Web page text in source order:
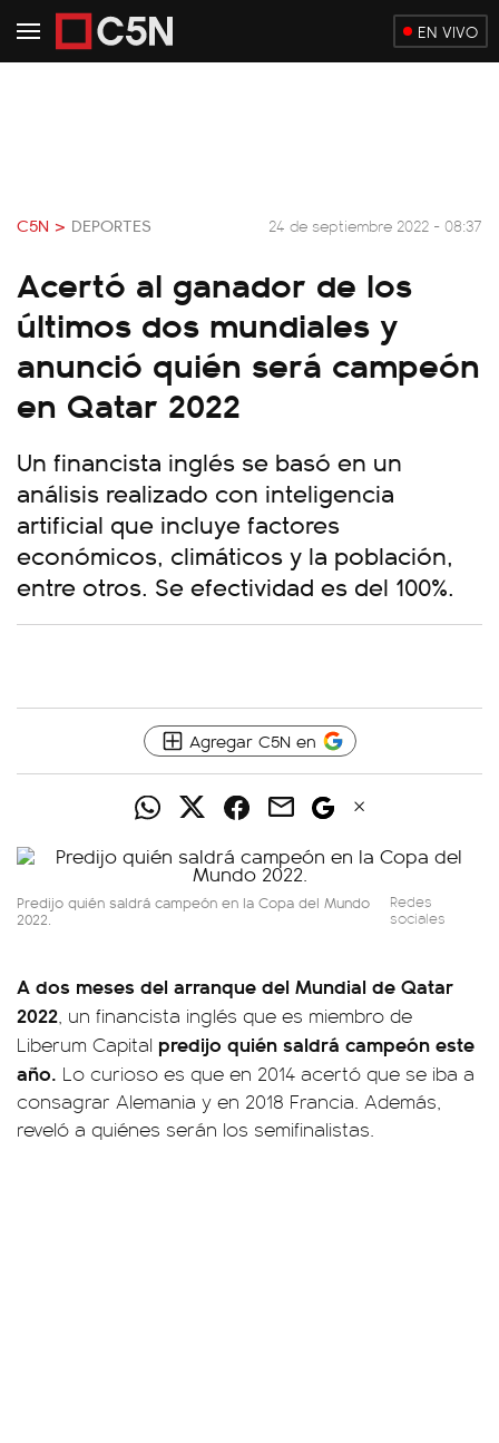
EN VIVO
C5N > DEPORTES 24 de septiembre 2022 - 08:37
Acertó al ganador de los
últimos dos mundiales y
anunció quién será campeón
en Qatar 2022
Un financista inglés se basó en un
análisis realizado con inteligencia
artificial que incluye factores
económicos, climáticos y la población,
entre otros. Se efectividad es del 100%.
Agregar C5N en
Predijo quién saldrá campeón en la Copa del Mundo
2022.
Redes
sociales
A dos meses del arranque del Mundial de Qatar
2022, un financista inglés que es miembro de
Liberum Capital predijo quién saldrá campeón este
año. Lo curioso es que en 2014 acertó que se iba a
consagrar Alemania y en 2018 Francia. Además,
reveló a quiénes serán los semifinalistas.